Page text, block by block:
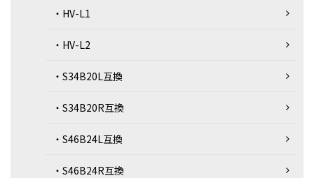
・HV-L1
・HV-L2
・S34B20L互換
・S34B20R互換
・S46B24L互換
・S46B24R互換